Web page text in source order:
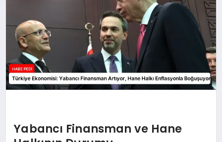
TEKNOLOJI
Yabancı Finansman ve Hane